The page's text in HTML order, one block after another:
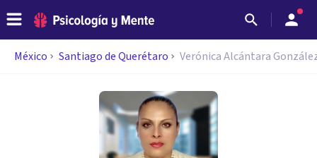
México Santiago de Querétaro Verónica Alcántara